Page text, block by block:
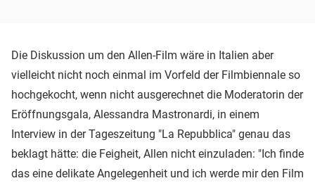
Die Diskussion um den Allen-Film wäre in Italien aber
vielleicht nicht noch einmal im Vorfeld der Filmbiennale so
hochgekocht, wenn nicht ausgerechnet die Moderatorin der
Eröffnungsgala, Alessandra Mastronardi, in einem
Interview in der Tageszeitung "La Repubblica" genau das
beklagt hätte: die Feigheit, Allen nicht einzuladen: "Ich finde
das eine delikate Angelegenheit und ich werde mir den Film